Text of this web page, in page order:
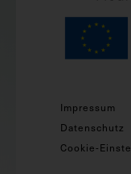
Impressum
Datenschutz
Cookie-